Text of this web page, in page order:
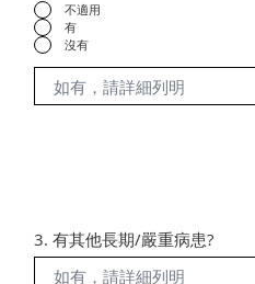
3. 有其他長期/嚴重病患?
不適用
有
沒有